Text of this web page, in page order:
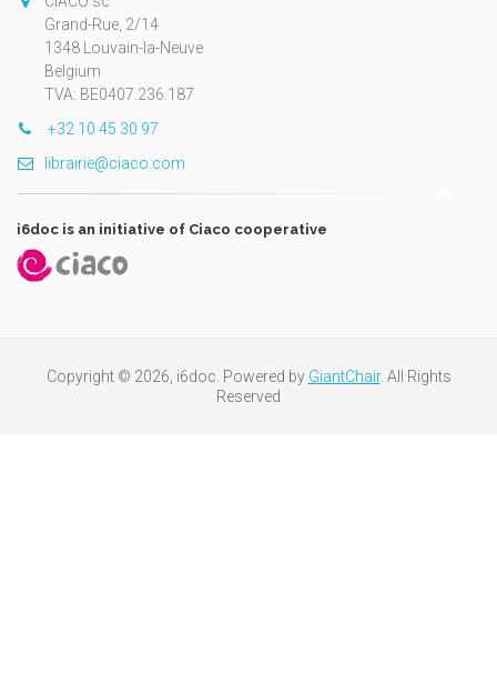
Grand-Rue, 2/14
1348 Louvain-la-Neuve
Belgium
TVA: BE0407.236.187
+32 10 45 30 97
librairie@ciaco.com
i6doc is an initiative of Ciaco cooperative
Copyright © 2026, i6doc. Powered by GiantChair. All Rights
Reserved